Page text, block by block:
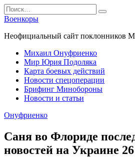
Перейти
к
содержанию
Search
for:
Военкоры
Неофициальный сайт поклонников
Михаил Онуфриенко
Мир Юрия Подоляка
Карта боевых действий
Новости спецоперации
Брифинг Минобороны
Новости и статьи
Онуфриенко
Саня во Флориде
новостей на Украине